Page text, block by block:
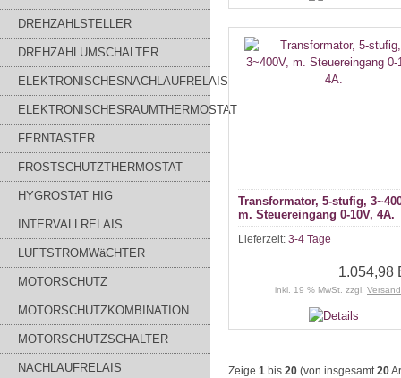
DREHZAHLSTELLER
DREHZAHLUMSCHALTER
ELEKTRONISCHESNACHLAUFRELAIS
ELEKTRONISCHESRAUMTHERMOSTAT
FERNTASTER
FROSTSCHUTZTHERMOSTAT
HYGROSTAT HIG
INTERVALLRELAIS
LUFTSTROMWäCHTER
MOTORSCHUTZ
MOTORSCHUTZKOMBINATION
MOTORSCHUTZSCHALTER
NACHLAUFRELAIS
Transformator, 5-stufig,
m. Steuereingang 0-10V, 4A.
Lieferzeit: 3-4 Tage
1.054,98
inkl. 19 % MwSt. zzgl.
Zeige 1 bis 20 (von insgesamt20